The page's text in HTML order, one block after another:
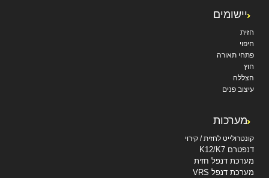
יישומים
חזית
חיפוי
פתחי תאורה
חוץ
הצללה
עיצוב פנים
מערכות
קונטרולייט לחזית / קירוי
דנפטרם K12/K7
מערכת דנפל חזית
מערכת דנפל VRS